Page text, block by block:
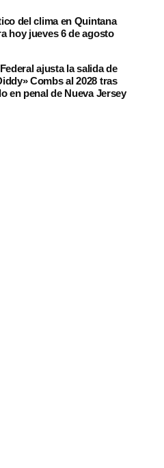
del clima en Quintana
hoy jueves 6 de agosto
ajusta la salida de
Combs al 2028 tras
en penal de Nueva Jersey